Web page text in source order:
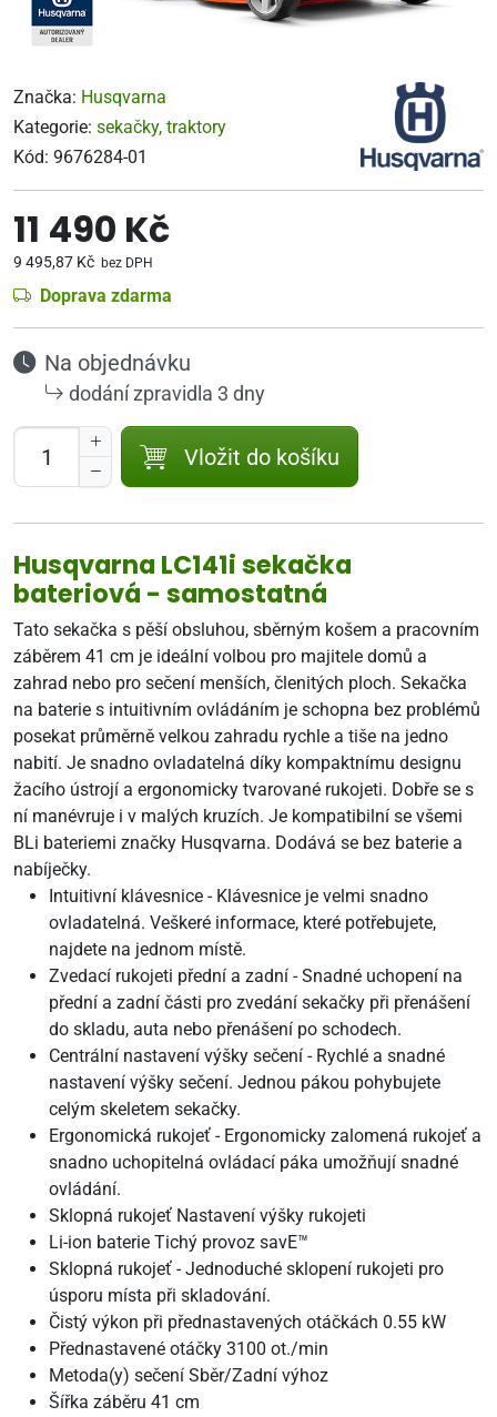
Značka: Husqvarna
Kategorie: sekačky, traktory
Kód: 9676284-01
11 490 Kč
9 495,87 Kč bez DPH
Doprava zdarma
Na objednávku
dodání zpravidla 3 dny
Vložit do košíku
Husqvarna LC141i sekačka
bateriová - samostatná
Tato sekačka s pěší obsluhou, sběrným košem a pracovním
záběrem 41 cm je ideální volbou pro majitele domů a
zahrad nebo pro sečení menších, členitých ploch. Sekačka
na baterie s intuitivním ovládáním je schopna bez problémů
posekat průměrně velkou zahradu rychle a tiše na jedno
nabití. Je snadno ovladatelná díky kompaktnímu designu
žacího ústrojí a ergonomicky tvarované rukojeti. Dobře se s
ní manévruje i v malých kruzích. Je kompatibilní se všemi
BLi bateriemi značky Husqvarna. Dodává se bez baterie a
nabíječky.
Intuitivní klávesnice - Klávesnice je velmi snadno
ovladatelná. Veškeré informace, které potřebujete,
najdete na jednom místě.
Zvedací rukojeti přední a zadní - Snadné uchopení na
přední a zadní části pro zvedání sekačky při přenášení
do skladu, auta nebo přenášení po schodech.
Centrální nastavení výšky sečení - Rychlé a snadné
nastavení výšky sečení. Jednou pákou pohybujete
celým skeletem sekačky.
Ergonomická rukojeť - Ergonomicky zalomená rukojeť a
snadno uchopitelná ovládací páka umožňují snadné
ovládání.
Sklopná rukojeť Nastavení výšky rukojeti
Li-ion baterie Tichý provoz savE™
Sklopná rukojeť - Jednoduché sklopení rukojeti pro
úsporu místa při skladování.
Čistý výkon při přednastavených otáčkách 0.55 kW
Přednastavené otáčky 3100 ot./min
Metoda(y) sečení Sběr/Zadní výhoz
Šířka záběru 41 cm